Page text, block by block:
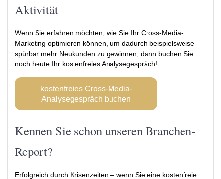
Aktivität
Wenn Sie erfahren möchten, wie Sie Ihr Cross-Media-
Marketing optimieren können, um dadurch beispielsweise
spürbar mehr Neukunden zu gewinnen, dann buchen Sie
noch heute Ihr kostenfreies Analysegespräch!
kostenfreies Cross-Media-
Analysegespräch buchen
Kennen Sie schon unseren Branchen-
Report?
Erfolgreich durch Krisenzeiten – wenn Sie eine kostenfreie